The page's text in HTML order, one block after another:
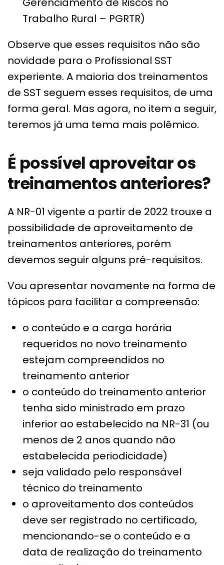
Trabalho Rural – PGRTR)
Observe que esses requisitos não são
novidade para o Profissional SST
experiente. A maioria dos treinamentos
de SST seguem esses requisitos, de uma
forma geral. Mas agora, no item a seguir,
teremos já uma tema mais polêmico.
É possível aproveitar os
treinamentos anteriores?
A NR-01 vigente a partir de 2022 trouxe a
possibilidade de aproveitamento de
treinamentos anteriores, porém
devemos seguir alguns pré-requisitos.
Vou apresentar novamente na forma de
tópicos para facilitar a compreensão:
o conteúdo e a carga horária
requeridos no novo treinamento
estejam compreendidos no
treinamento anterior
o conteúdo do treinamento anterior
tenha sido ministrado em prazo
inferior ao estabelecido na NR-31 (ou
menos de 2 anos quando não
estabelecida periodicidade)
seja validado pelo responsável
técnico do treinamento
o aproveitamento dos conteúdos
deve ser registrado no certificado,
mencionando-se o conteúdo e a
data de realização do treinamento